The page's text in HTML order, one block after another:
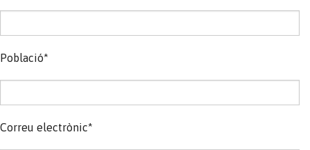
Població*
Correu electrònic*